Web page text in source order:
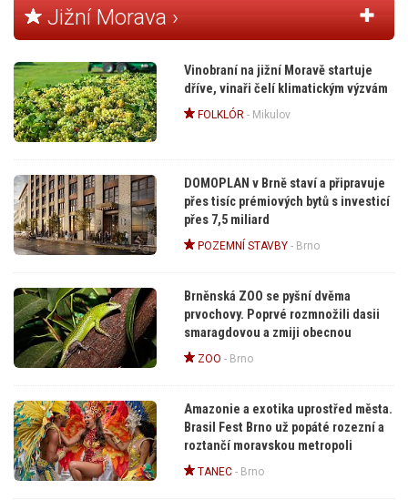
Jižní Morava ›
Vinobraní na jižní Moravě startuje
dříve, vinaři čelí klimatickým výzvám
FOLKLÓR - Mikulov
DOMOPLAN v Brně staví a připravuje
přes tisíc prémiových bytů s investicí
přes 7,5 miliard
POZEMNÍ STAVBY- Brno
Brněnská ZOO se pyšní dvěma
prvochovy. Poprvé rozmnožili dasii
smaragdovou a zmiji obecnou
ZOO - Brno
Amazonie a exotika uprostřed města.
Brasil Fest Brno už popáté rozezní a
roztančí moravskou metropoli
TANEC- Brno